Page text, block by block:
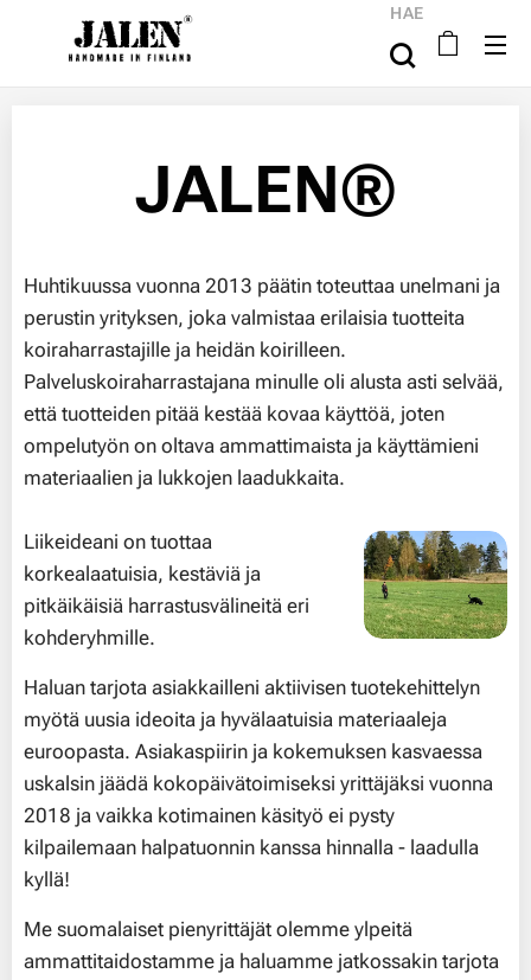
HAE
JALEN®️
Huhtikuussa vuonna 2013 päätin toteuttaa unelmani ja
perustin yrityksen, joka valmistaa erilaisia tuotteita
koiraharrastajille ja heidän koirilleen.
Palveluskoiraharrastajana minulle oli alusta asti selvää,
että tuotteiden pitää kestää kovaa käyttöä, joten
ompelutyön on oltava ammattimaista ja käyttämieni
materiaalien ja lukkojen laadukkaita.
Liikeideani on tuottaa
korkealaatuisia, kestäviä ja
pitkäikäisiä harrastusvälineitä eri
kohderyhmille.
Haluan tarjota asiakkailleni aktiivisen tuotekehittelyn
myötä uusia ideoita ja hyvälaatuisia materiaaleja
euroopasta. Asiakaspiirin ja kokemuksen kasvaessa
uskalsin jäädä kokopäivätoimiseksi yrittäjäksi vuonna
2018 ja vaikka kotimainen käsityö ei pysty
kilpailemaan halpatuonnin kanssa hinnalla - laadulla
kyllä!
Me suomalaiset pienyrittäjät olemme ylpeitä
ammattitaidostamme ja haluamme jatkossakin tarjota